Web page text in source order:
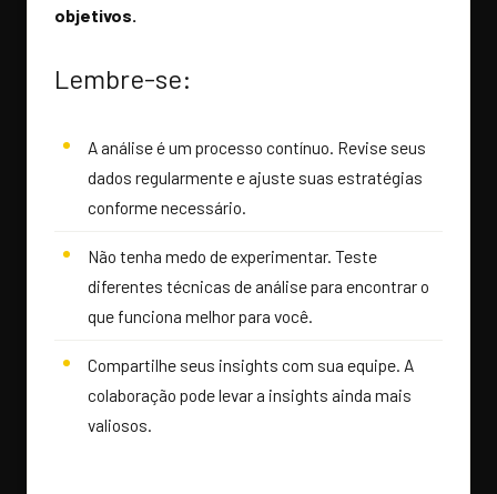
objetivos.
Lembre-se:
A análise é um processo contínuo. Revise seus
dados regularmente e ajuste suas estratégias
conforme necessário.
Não tenha medo de experimentar. Teste
diferentes técnicas de análise para encontrar o
que funciona melhor para você.
Compartilhe seus insights com sua equipe. A
colaboração pode levar a insights ainda mais
valiosos.